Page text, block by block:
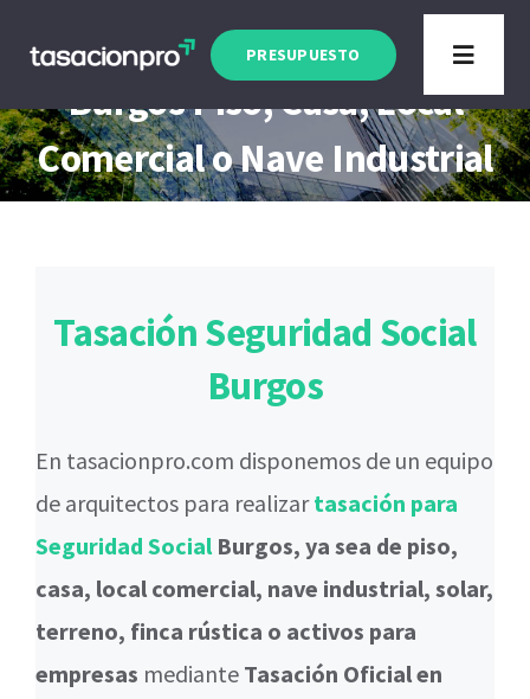
Toggle
Tipo de Inmueble
Finalidad
PRESUPUESTO
Tasación Seguridad Social
Burgos Piso, Casa, Local
Comercial o Nave Industrial
Tasación Seguridad Social
Burgos
En tasacionpro.com disponemos de un equipo
de arquitectos para realizartasación para
Seguridad Social Burgos, ya sea de piso,
casa, local comercial, nave industrial, solar,
terreno, finca rústica o activos para
empresas mediante Tasación Oficial en